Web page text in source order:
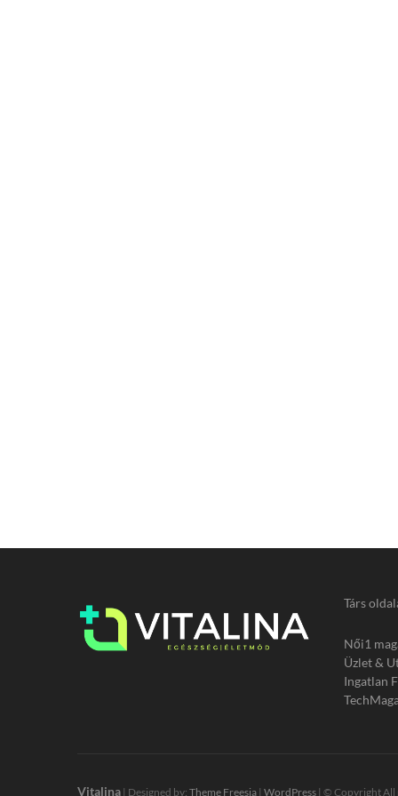
Társ
Női1
Üzlet &
Ingatlan
Vitalina | Designed by: Theme Freesia | WordPress | © Copyright All